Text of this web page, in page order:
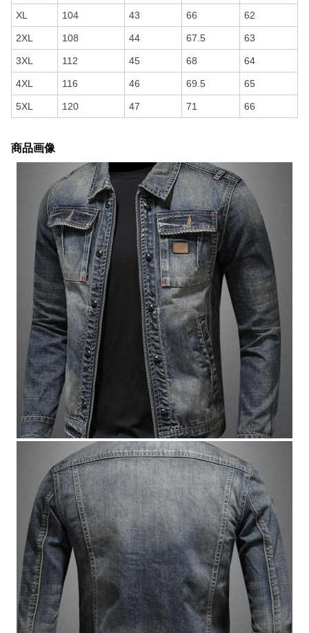
XL 104 43 66 62
2XL 108 44 67.5 63
3XL 112 45 68 64
4XL 116 46 69.5 65
5XL 120 47 71 66
商品画像